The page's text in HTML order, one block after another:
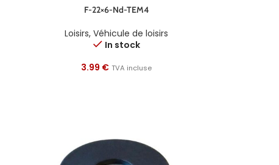
F-22×6-Nd-TEM4
Loisirs,Véhicule de loisirs
In stock
3.99 € TVA incluse